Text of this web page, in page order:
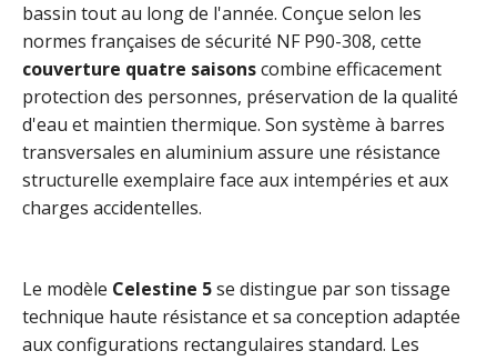
bassin tout au long de l'année. Conçue selon les
normes françaises de sécurité NF P90-308, cette
couverture quatre saisonscombine efficacement
protection des personnes, préservation de la qualité
d'eau et maintien thermique. Son système à barres
transversales en aluminium assure une résistance
structurelle exemplaire face aux intempéries et aux
charges accidentelles.
Le modèle Celestine 5se distingue par son tissage
technique haute résistance et sa conception adaptée
aux configurations rectangulaires standard. Les